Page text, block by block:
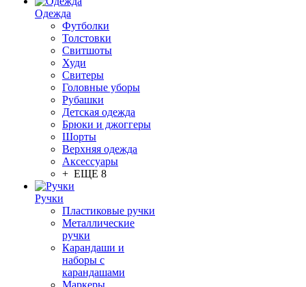
Одежда
Футболки
Толстовки
Свитшоты
Худи
Свитеры
Головные уборы
Рубашки
Детская одежда
Брюки и джоггеры
Шорты
Верхняя одежда
Аксессуары
+ ЕЩЕ 8
Ручки
Пластиковые ручки
Металлические
ручки
Карандаши и
наборы с
карандашами
Маркеры